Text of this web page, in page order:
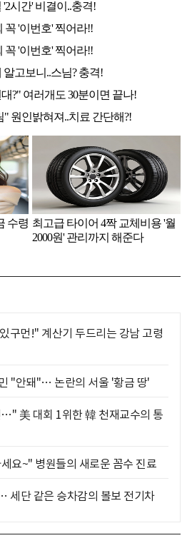
구먼!" 계산기 두드리는 강남 고령
"안돼"… 논란의 서울 '황금 땅'
美 대회 1위한 韓 천재교수의 통
요~" 병원들의 새로운 꼼수 진료
세단 같은 승차감의 볼보 전기차